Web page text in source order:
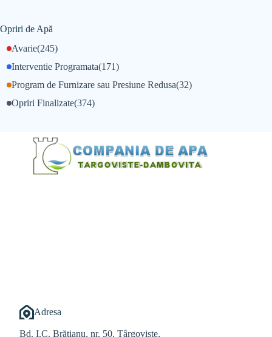
Opriri de Apă
Avarie(245)
Interventie Programata(171)
Opriri Finalizate(374)
Program de Furnizare sau Presiune Redusa(32)
Adresa
Bd. I.C. Brătianu, nr. 50, Târgoviște,